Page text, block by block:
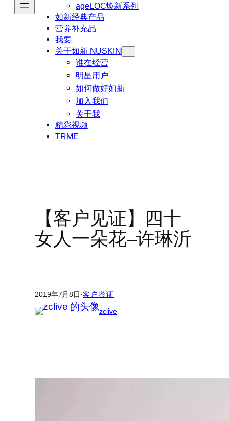
ageLOC焕新系列
如新经典产品
营养补充品
我要
关于如新 NUSKIN
谁在经营
明星用户
如何做好如新
加入我们
关于我
精彩视频
TRME
【客户见证】四十
女人一朵花–许琳沂
2019年7月8日·客户鉴证
zclive